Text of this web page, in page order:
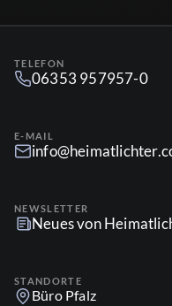
TELEFON
06353 957957-0
E-MAIL
NEWSLETTER
Neues von
STANDORTE
Büro Pfalz